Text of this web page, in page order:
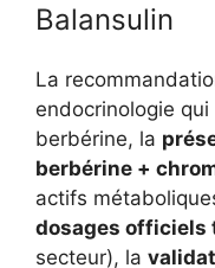
Balansulin
La
endocrinologie
berbérine, la
berbérine +
actifs
dosages officiels
secteur), la